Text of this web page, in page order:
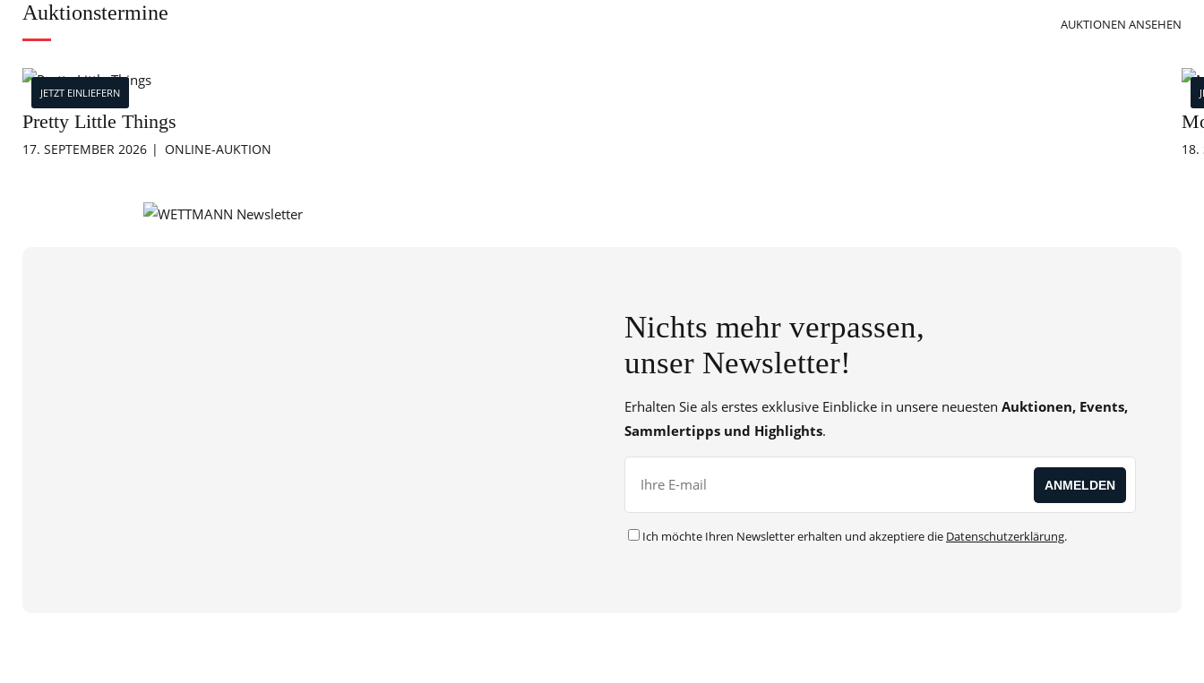
Auktionstermine AUKTIONEN ANSEHEN
JETZT EINLIEFERN
Pretty Little Things
17. SEPTEMBER 2026 ONLINE-AUKTION 18.
Nichts mehr verpassen,
unser Newsletter!
Erhalten Sie als erstes exklusive Einblicke in unsere neuesten Auktionen, Events,
Sammlertipps und Highlights.
Ich möchte Ihren Newsletter erhalten und akzeptiere die Datenschutzerklärung.